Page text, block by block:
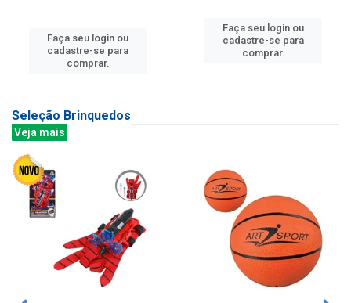
Faça seu login ou
cadastre-se para
comprar.
Faça seu login ou
cadastre-se para
comprar.
Seleção Brinquedos
Veja mais